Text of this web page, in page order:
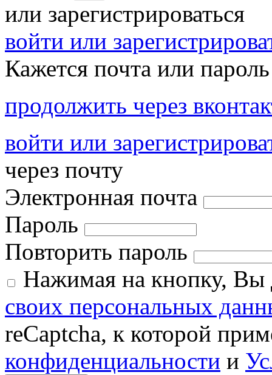
или зарегистрироваться
войти или
Кажется почта или
продолжить через
войти или
через почту
Электронная почта
Пароль
Повторить пароль
Нажимая на кнопку, Вы
своих персональных
reCaptcha, к которой
конфиденциальности и